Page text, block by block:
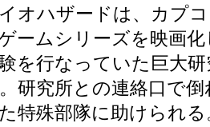
オハザードは、カプ
ームシリーズを映画
を行なっていた巨大
研究所との連絡口で
特殊部隊に助けられ